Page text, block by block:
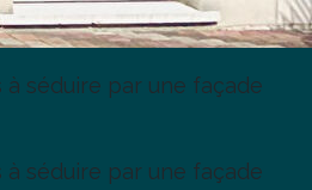
séduire par une façade
séduire par une façade